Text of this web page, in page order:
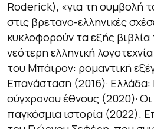
Roderick), «για τη συμβολή
στις βρετανο-ελληνικές
κυκλοφορούν τα εξής βιβλία
νεότερη ελληνική λογοτεχνία
του Μπάιρον: ρομαντική
Επανάσταση (2016)· Ελλάδα:
σύγχρονου έθνους (2020)·
παγκόσμια ιστορία (2022).